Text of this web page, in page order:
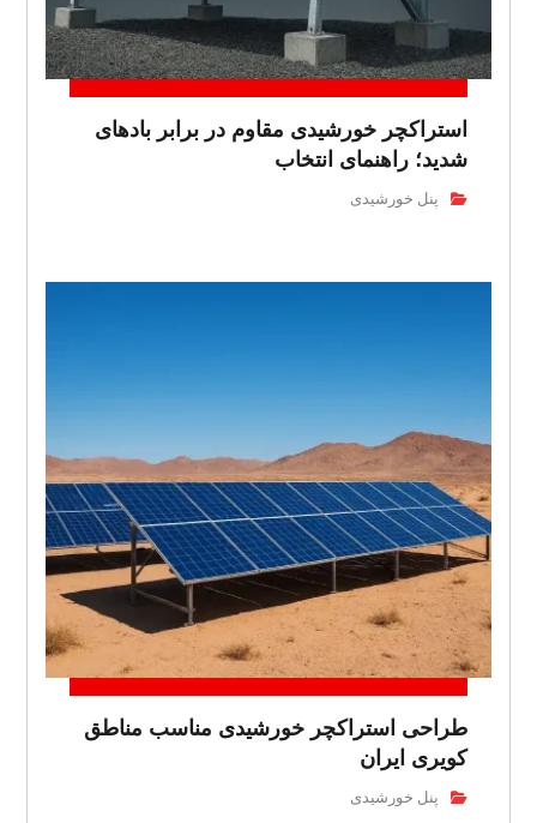
استراکچر خورشیدی مقاوم در برابر بادهای
شدید؛ راهنمای انتخاب
پنل خورشیدی
طراحی استراکچر خورشیدی مناسب مناطق
کویری ایران
پنل خورشیدی